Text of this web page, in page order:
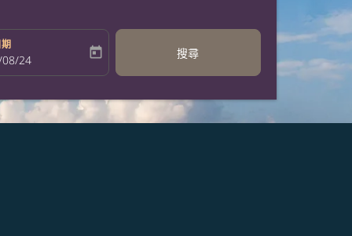
return-date-aria-label
24 today 搜尋